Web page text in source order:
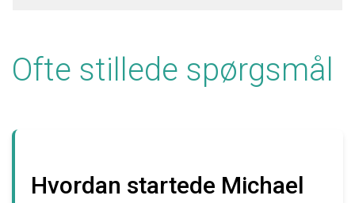
Ofte stillede spørgsmål
Hvordan startede Michael